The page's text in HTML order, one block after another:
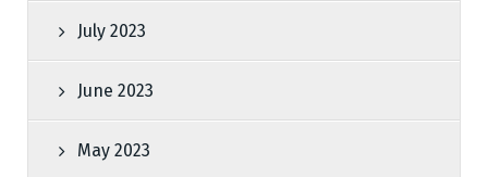
July 2023
June 2023
May 2023